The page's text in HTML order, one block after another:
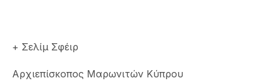
+ Σελίμ Σφέιρ
Αρχιεπίσκοπος Μαρωνιτών Κύπρου